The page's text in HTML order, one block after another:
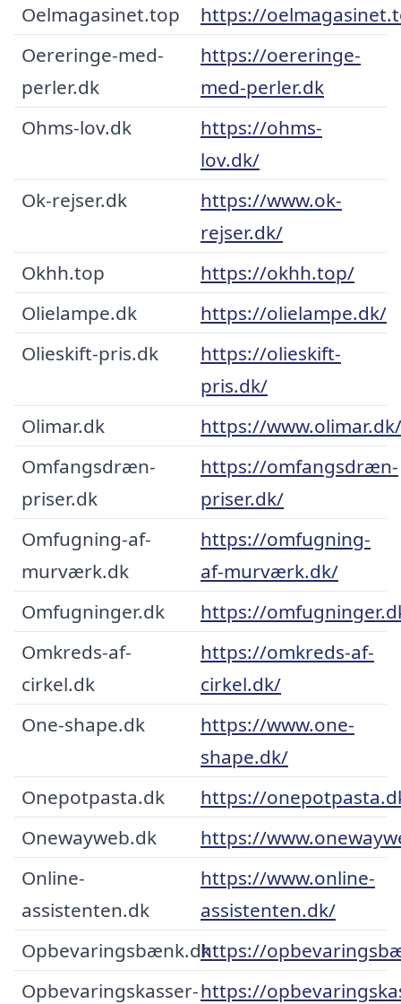
Oelmagasinet.top
https://
Oereringe-med-
perler.dk
https://oereringe-
med-perler.dk
Ohms-lov.dk
https://ohms-
lov.dk/
Ok-rejser.dk
https://www.ok-
rejser.dk/
Okhh.top
https://okhh.top/
Olielampe.dk
https://olielampe.dk/
Olieskift-pris.dk
https://olieskift-
pris.dk/
Olimar.dk
https://www.olimar.dk/
Omfangsdræn-
priser.dk
https://omfangsdræn-
priser.dk/
Omfugning-af-
murværk.dk
https://omfugning-
af-murværk.dk/
Omfugninger.dk
https://
Omkreds-af-
cirkel.dk
https://omkreds-af-
cirkel.dk/
One-shape.dk
https://www.one-
shape.dk/
Onepotpasta.dk
https://
Onewayweb.dk
https://
Online-
assistenten.dk
https://www.online-
assistenten.dk/
Opbevaringsbænk.dkhttps://
Opbevaringskasser-https://